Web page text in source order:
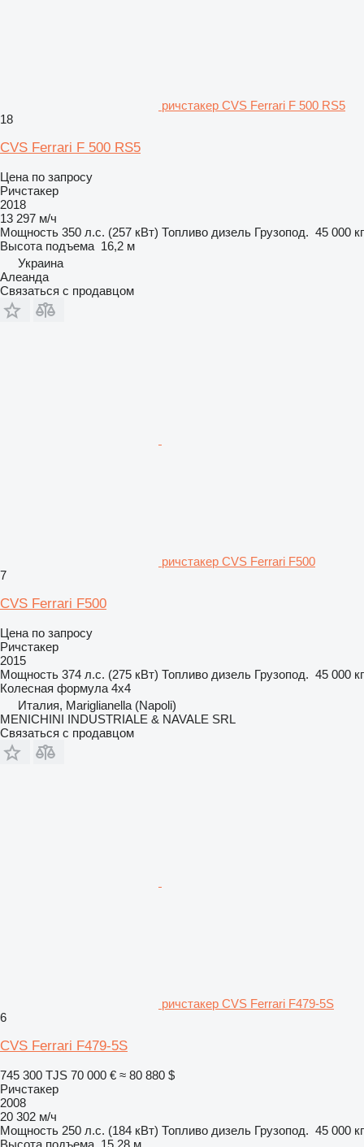
ричстакер CVS Ferrari F 500 RS5
18
CVS Ferrari F 500 RS5
Цена по запросу
Ричстакер
2018
13 297 м/ч
Мощность 350 л.с. (257 кВт) Топливо дизель Грузопод. 45 000 кг
Высота подъема 16,2 м
Украина
Алеанда
Связаться с продавцом
ричстакер CVS Ferrari F500
7
CVS Ferrari F500
Цена по запросу
Ричстакер
2015
Мощность 374 л.с. (275 кВт) Топливо дизель Грузопод. 45 000 кг
Колесная формула 4x4
Италия, Mariglianella (Napoli)
MENICHINI INDUSTRIALE & NAVALE SRL
Связаться с продавцом
ричстакер CVS Ferrari F479-5S
6
CVS Ferrari F479-5S
745 300 TJS 70 000 € ≈ 80 880 $
Ричстакер
2008
20 302 м/ч
Мощность 250 л.с. (184 кВт) Топливо дизель Грузопод. 45 000 кг
Высота подъема 15,28 м